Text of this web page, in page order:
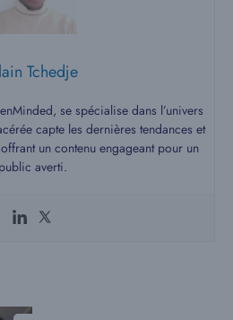
Tchedje
se spécialise dans l’univers
capte les dernières tendances et
un contenu engageant pour un
public averti.